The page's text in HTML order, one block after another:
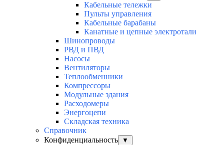
Кабельные тележки
Пульты управления
Кабельные барабаны
Канатные и цепные электротали
Шинопроводы
РВД и ПВД
Насосы
Вентиляторы
Теплообменники
Компрессоры
Модульные здания
Расходомеры
Энергоцепи
Складская техника
Справочник
Конфиденциальность
▼